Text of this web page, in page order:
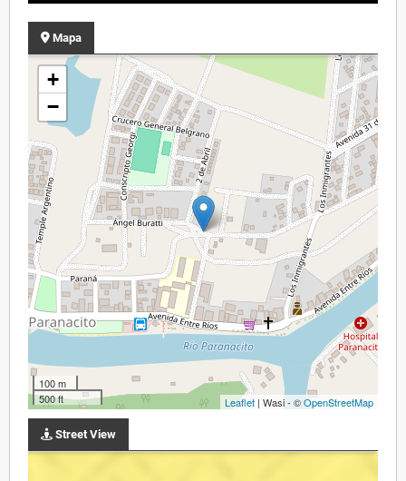
Mapa
+
−
100 m
500 ft
Leaflet | Wasi - ©OpenStreetMap
Street View